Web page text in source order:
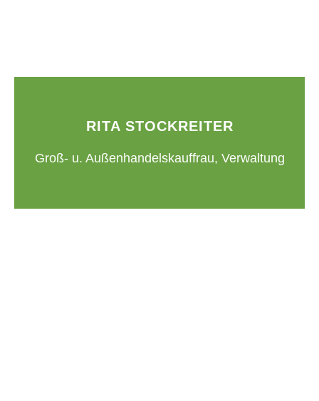
RITA STOCKREITER
Groß- u. Außenhandelskauffrau, Verwaltung